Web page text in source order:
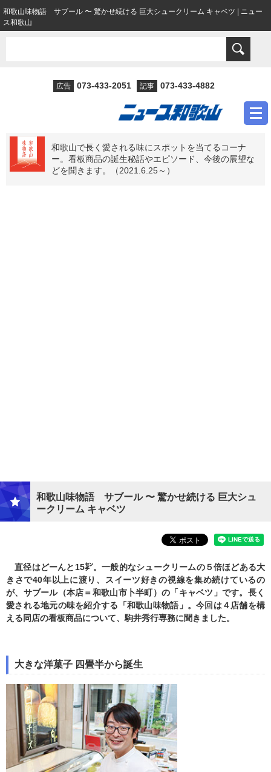
和歌山味物語 サブール 〜 驚かせ続ける 巨大シュークリーム キャベツ | ニュー
ス和歌山
広告 073-433-2051 記事 073-433-4882
和歌山で長く愛される味にスポットを当てるコーナ
ー。看板商品の誕生秘話やエピソード、今後の展望な
どを聞きます。（2021.6.25～）
和歌山味物語 サブール 〜 驚かせ続ける 巨大シュ
ークリーム キャベツ
直径はどーんと15㌢。一般的なシュークリームの５倍ほどある大
きさで40年以上に渡り、スイーツ好きの視線を集め続けているの
が、サブール（本店＝和歌山市卜半町）の「キャベツ」です。長く
愛される地元の味を紹介する「和歌山味物語」。今回は４店舗を構
える同店の看板商品について、駒井秀行専務に聞きました。
大きな洋菓子 四畳半から誕生